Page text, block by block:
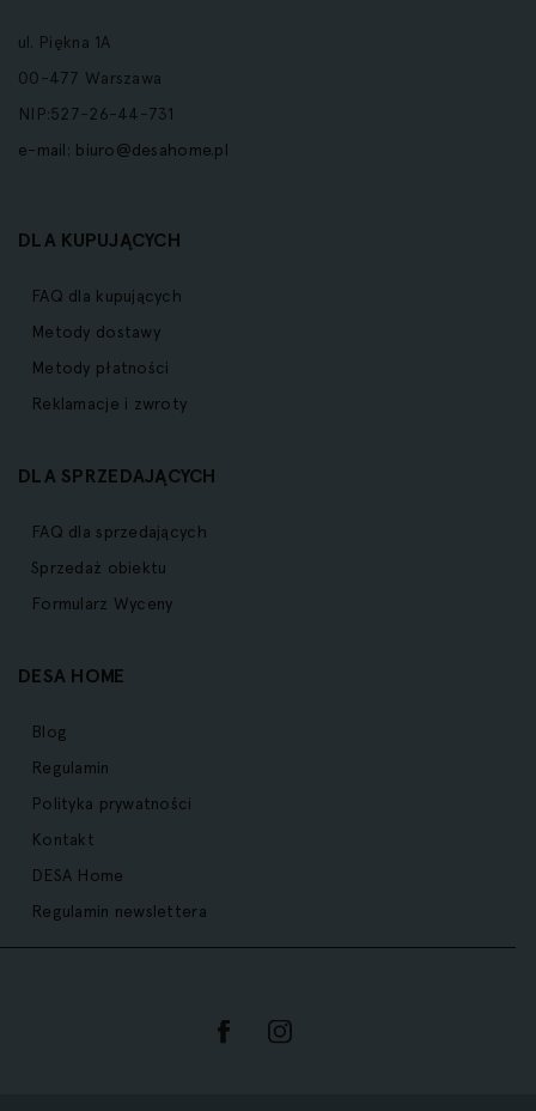
ul. Piękna 1A
00-477 Warszawa
NIP:527-26-44-731
e-mail: biuro@desahome.pl
DLA KUPUJĄCYCH
FAQ dla kupujących
Metody dostawy
Metody płatności
Reklamacje i zwroty
DLA SPRZEDAJĄCYCH
FAQ dla sprzedających
Sprzedaż obiektu
Formularz Wyceny
DESA HOME
Blog
Regulamin
Polityka prywatności
Kontakt
DESA Home
Regulamin newslettera